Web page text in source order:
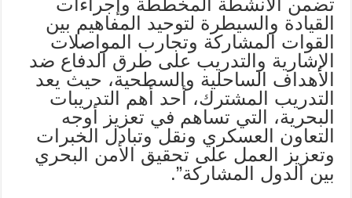
تضمن الأنشطة المخططة وإجراءات
القيادة والسيطرة لتوحيد المفاهيم بين
القوات المشاركة وتجارب المواصلات
الإشارية والتدريب على طرق الدفاع ضد
الأهداف الساحلية والسطحية، حيث يعد
التدريب المشترك، أحد أهم التدريبات
البحرية، التي تساهم في تعزيز أوجه
التعاون العسكري ونقل وتبادل الخبرات
وتعزيز العمل على تحقيق الأمن البحري
بين الدول المشاركة”.